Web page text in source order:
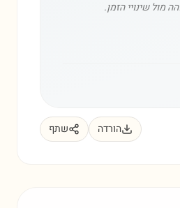
מול שינויי הזמן.
הורדה שתף